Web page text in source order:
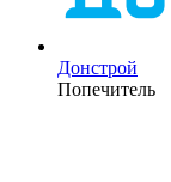
Донстрой
Попечитель